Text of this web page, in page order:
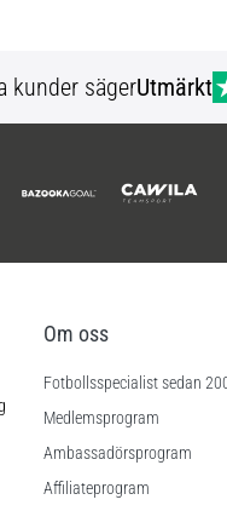
kunder sägerUtmärkt
Om oss
Fotbollsspecialist sedan
Medlemsprogram
Ambassadörsprogram
Affiliateprogram